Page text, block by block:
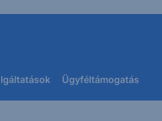
Ügyféltámogatás